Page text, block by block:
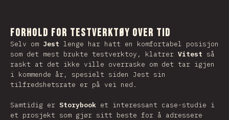
Forhold for Testverktøy over tid
Selv om Jest lenge har hatt en komfortabel posisjon
som det mest brukte testverktoy, klatrer Vitest så
raskt at det ikke ville overraske om det tar igjen
i kommende år, spesielt siden Jest sin
tilfredshetsrate er på vei ned.
Samtidig er Storybook et interessant case-studie i
et prosjekt som gjør sitt beste for å adressere